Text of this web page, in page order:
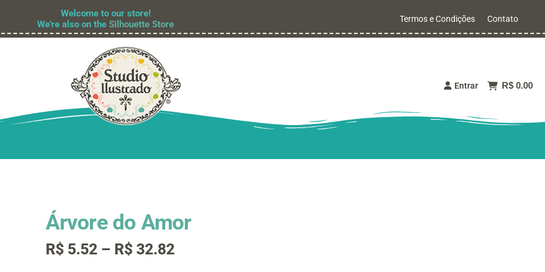
Welcome to our store!
We're also on theSilhouette Store Termos e Condições Contato
Entrar R$ 0.00
Árvore do Amor
R$5.52 – R$32.82Faixa